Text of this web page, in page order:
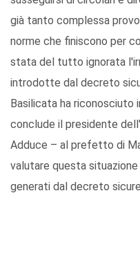
già tanto complessa
norme che finiscono per
stata del tutto ignorata
introdotte dal decreto
Basilicata ha
conclude il presidente
Adduce – al prefetto di
valutare questa
generati dal decreto